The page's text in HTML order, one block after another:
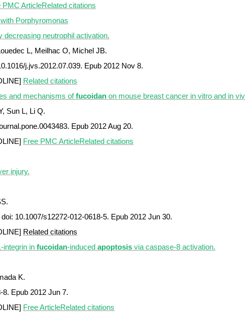
PMC ArticleRelated citations
Porphyromonas
neutrophil activation.
L, Meilhac O, Michel JB.
j.jvs.2012.07.039. Epub 2012 Nov 8.
Related citations
and mechanisms offucoidan on mouse breast cancer in vitro and in
Sun L, Li Q.
Epub 2012 Aug 20.
Free PMC ArticleRelated citations
injury.
10.1007/s12272-012-0618-5. Epub 2012 Jun 30.
Related citations
integrin in fucoidan-induced apoptosis via caspase-8 activation.
K.
Epub 2012 Jun 7.
Free ArticleRelated citations